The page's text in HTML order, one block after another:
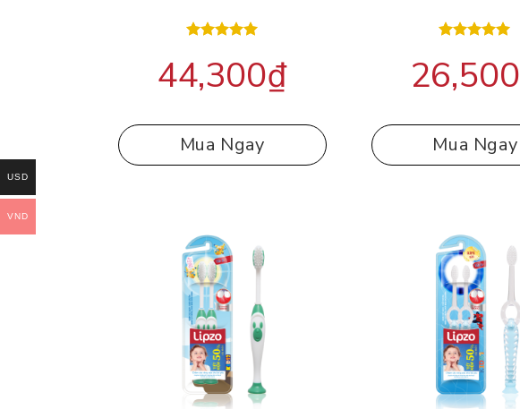
hạng5.00
5 sao
44,300₫
Mua Ngay
hạng5.00
5 sao
26,500
Mua Ngay
USD
VND